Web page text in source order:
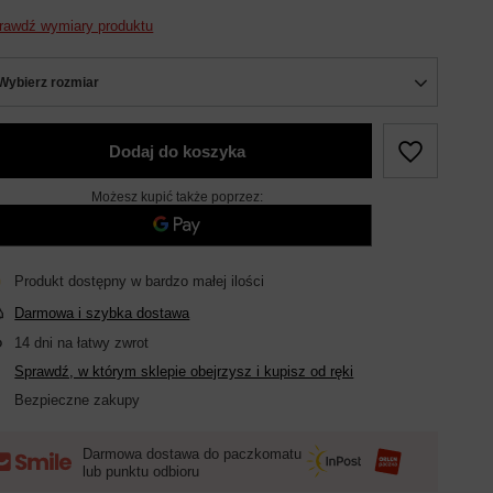
wymiary produktu
rozmiar
Dodaj do koszyka
Możesz kupić także poprzez:
Produkt dostępny w bardzo małej ilości
Darmowa i szybka dostawa
14 dni na łatwy zwrot
Sprawdź, w którym sklepie obejrzysz i kupisz od ręki
Bezpieczne zakupy
Darmowa dostawa do paczkomatu
lub punktu odbioru